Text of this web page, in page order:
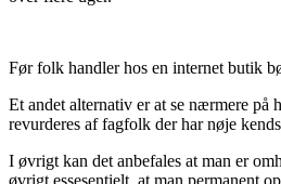
Før folk handler hos en internet butik
Et andet alternativ er at se nærmere
revurderes af fagfolk der har nøje
I øvrigt kan det anbefales at man er
øvrigt essesentielt, at man permanent